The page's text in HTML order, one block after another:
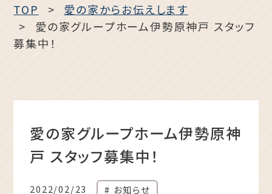
TOP
愛の家からお伝えします
愛の家グループホーム伊勢原神戸 スタッフ
募集中！
愛の家グループホーム伊勢原神
戸 スタッフ募集中！
2022/02/23 お知らせ